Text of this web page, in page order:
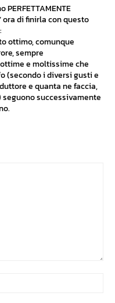
ora di finirla con questo
ottimo, comunque
sempre
e moltissime che
(secondo i diversi gusti e
e quanta ne faccia,
successivamente